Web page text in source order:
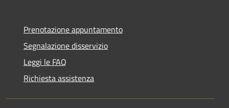
Prenotazione appuntamento
Segnalazione disservizio
Leggi le FAQ
Richiesta assistenza